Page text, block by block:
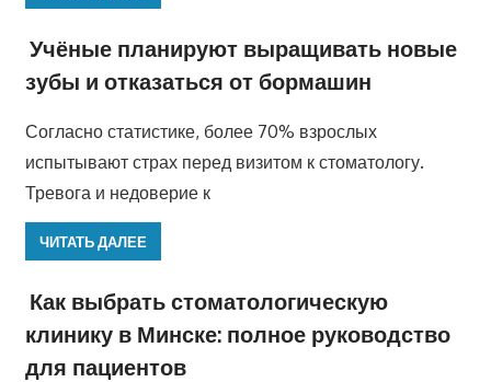
Учёные планируют выращивать новые
зубы и отказаться от бормашин
Согласно статистике, более 70% взрослых
испытывают страх перед визитом к стоматологу.
Тревога и недоверие к
ЧИТАТЬ ДАЛЕЕ
Как выбрать стоматологическую
клинику в Минске: полное руководство
для пациентов